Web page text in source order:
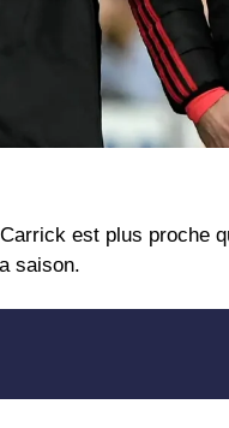
est plus proche
saison.